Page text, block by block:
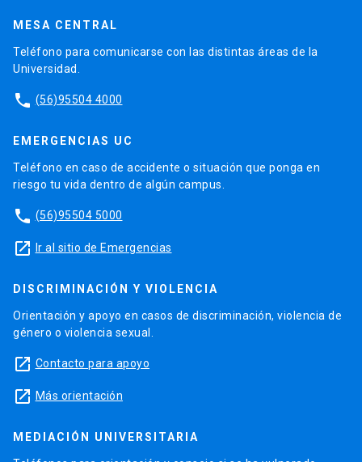
MESA CENTRAL
Teléfono para comunicarse con las distintas áreas de la
Universidad.
phone (56)95504 4000
EMERGENCIAS UC
Teléfono en caso de accidente o situación que ponga en
riesgo tu vida dentro de algún campus.
phone (56)95504 5000
launch Ir al sitio de Emergencias
DISCRIMINACIÓN Y VIOLENCIA
Orientación y apoyo en casos de discriminación, violencia de
género o violencia sexual.
launch Contacto para apoyo
launch Más orientación
MEDIACIÓN UNIVERSITARIA